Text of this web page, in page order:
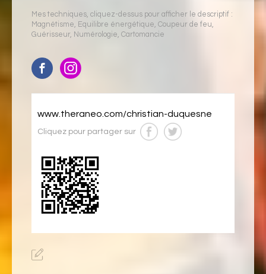
Mes techniques, cliquez-dessus pour afficher le descriptif :
Magnétisme
Equilibre énergétique Coupeur de feu
Guérisseur, Numérologie Cartomancie
www.theraneo.com/christian-duquesne
Cliquez pour partager sur